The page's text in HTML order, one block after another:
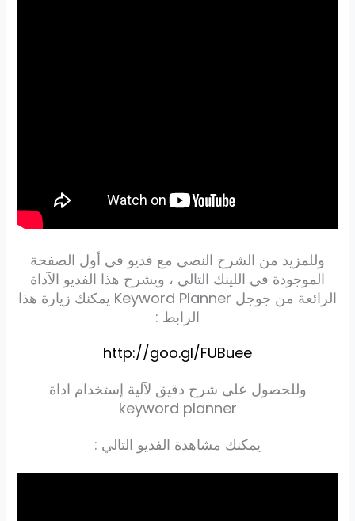
وللمزيد من الشرح النصي مع فديو في أول الصفحة
الموجودة في اللينك التالي ، ويشرح هذا الفديو الآداة
الرائعة من جوجل Keyword Planner يمكنك زيارة هذا
الرابط :
http://goo.gl/FUBuee
وللحصول على شرح دقيق لآلية إستخدام اداة
keyword planner
يمكنك مشاهدة الفديو التالي :